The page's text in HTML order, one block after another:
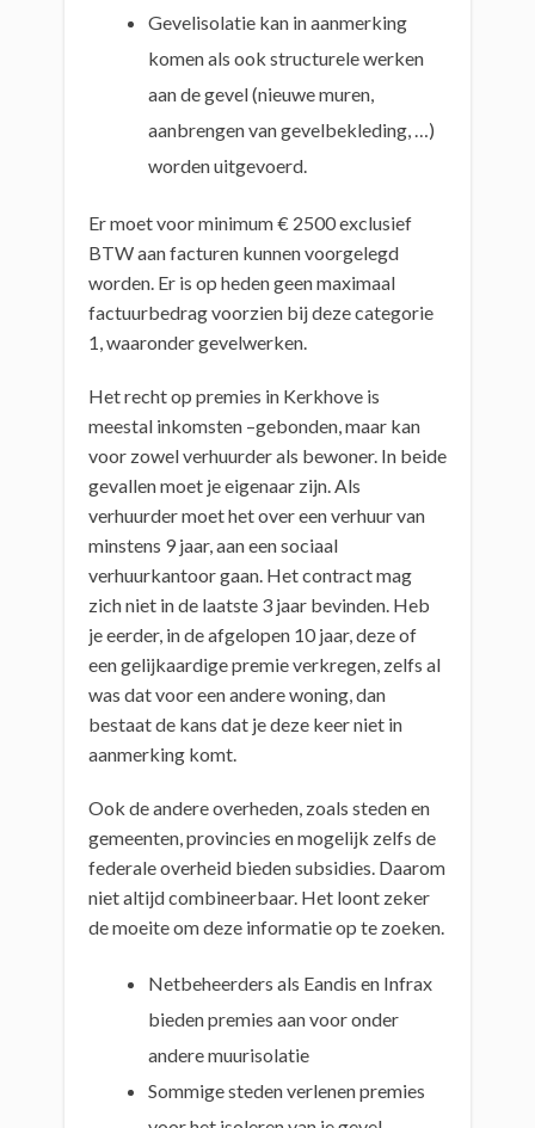
Gevelisolatie kan in aanmerking
komen als ook structurele werken
aan de gevel (nieuwe muren,
aanbrengen van gevelbekleding, …)
worden uitgevoerd.
Er moet voor minimum € 2500 exclusief
BTW aan facturen kunnen voorgelegd
worden. Er is op heden geen maximaal
factuurbedrag voorzien bij deze categorie
1, waaronder gevelwerken.
Het recht op premies in Kerkhove is
meestal inkomsten –gebonden, maar kan
voor zowel verhuurder als bewoner. In beide
gevallen moet je eigenaar zijn. Als
verhuurder moet het over een verhuur van
minstens 9 jaar, aan een sociaal
verhuurkantoor gaan. Het contract mag
zich niet in de laatste 3 jaar bevinden. Heb
je eerder, in de afgelopen 10 jaar, deze of
een gelijkaardige premie verkregen, zelfs al
was dat voor een andere woning, dan
bestaat de kans dat je deze keer niet in
aanmerking komt.
Ook de andere overheden, zoals steden en
gemeenten, provincies en mogelijk zelfs de
federale overheid bieden subsidies. Daarom
niet altijd combineerbaar. Het loont zeker
de moeite om deze informatie op te zoeken.
Netbeheerders als Eandis en Infrax
bieden premies aan voor onder
andere muurisolatie
Sommige steden verlenen premies